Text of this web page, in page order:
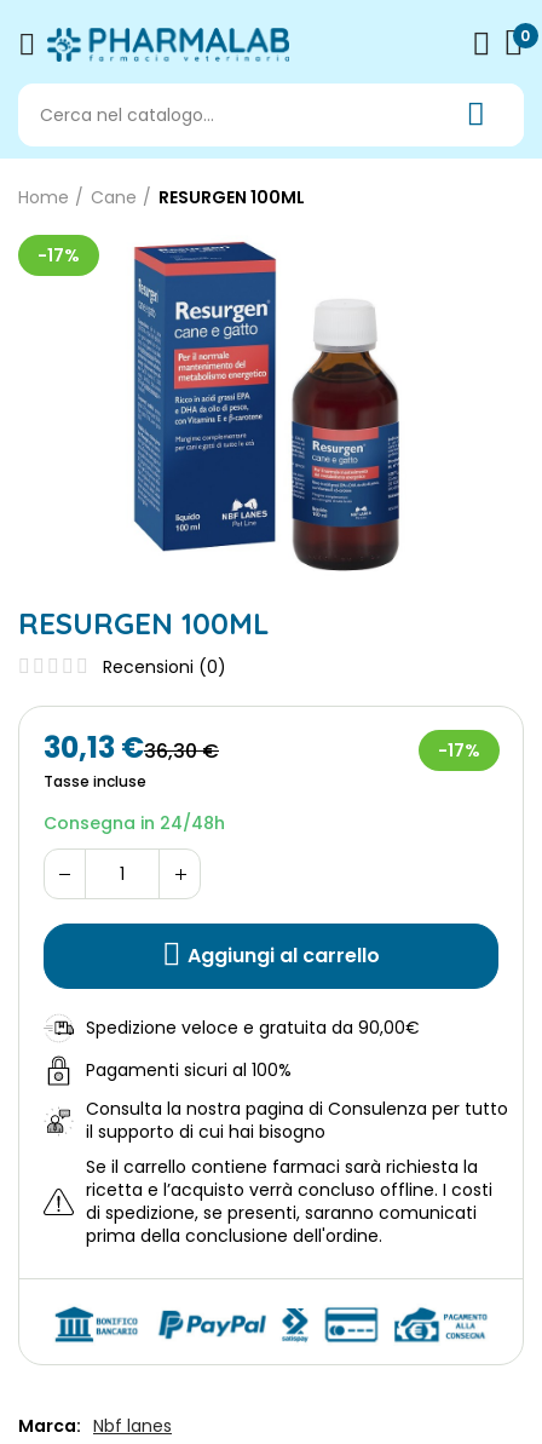
0
Home Cane RESURGEN 100ML
-17%
RESURGEN 100ML
Recensioni (0)
Marca: Nbf lanes
30,13 €36,30 €
Tasse incluse
-17%
Consegna in 24/48h
Aggiungi al carrello
Spedizione veloce e gratuita da 90,00€
Pagamenti sicuri al 100%
Consulta la nostra pagina di Consulenza per tutto
il supporto di cui hai bisogno
Se il carrello contiene farmaci sarà richiesta la
ricetta e l’acquisto verrà concluso offline. I costi
di spedizione, se presenti, saranno comunicati
prima della conclusione dell'ordine.